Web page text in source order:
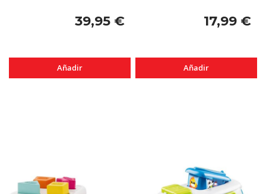
39,95 €
Añadir
17,99 €
Añadir